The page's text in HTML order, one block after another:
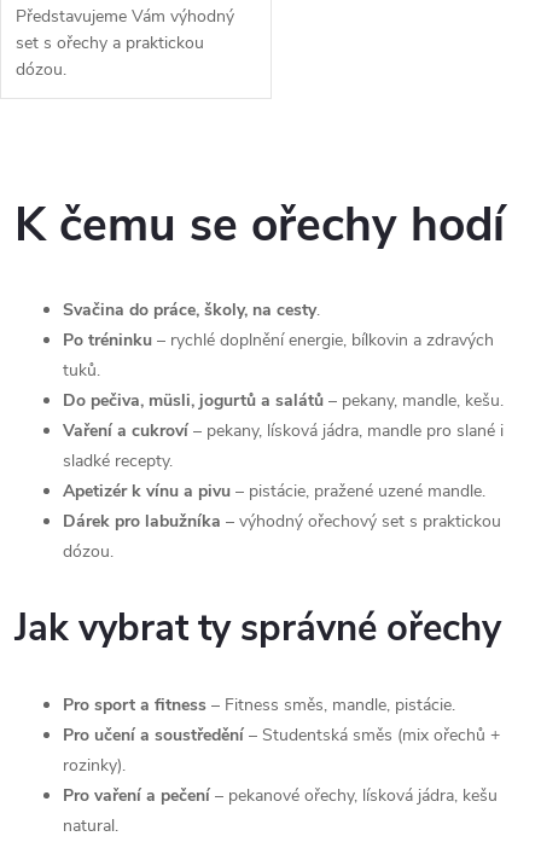
Představujeme Vám výhodný
set s ořechy a praktickou
dózou.
v
r
v
K čemu se ořechy hodí
Svačina do práce, školy, na cesty.
Po tréninku – rychlé doplnění energie, bílkovin a zdravých
tuků.
Do pečiva, müsli, jogurtů a salátů – pekany, mandle, kešu.
Vaření a cukroví – pekany, lísková jádra, mandle pro slané i
sladké recepty.
Apetizér k vínu a pivu – pistácie, pražené uzené mandle.
Dárek pro labužníka – výhodný ořechový set s praktickou
dózou.
Jak vybrat ty správné ořechy
Pro sport a fitness – Fitness směs, mandle, pistácie.
Pro učení a soustředění – Studentská směs (mix ořechů +
rozinky).
Pro vaření a pečení – pekanové ořechy, lísková jádra, kešu
natural.